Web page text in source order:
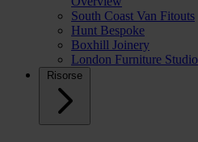
South Coast Van Fitouts
Hunt Bespoke
Boxhill Joinery
London Furniture Studio
Risorse